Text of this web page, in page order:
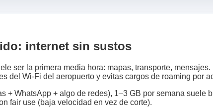
internet sin sustos
ser la primera media hora: mapas, transporte,
del Wi‑Fi del aeropuerto y evitas cargos de roaming por
+ WhatsApp + algo de redes), 1–3 GB por semana
fair use (baja velocidad en vez de corte).